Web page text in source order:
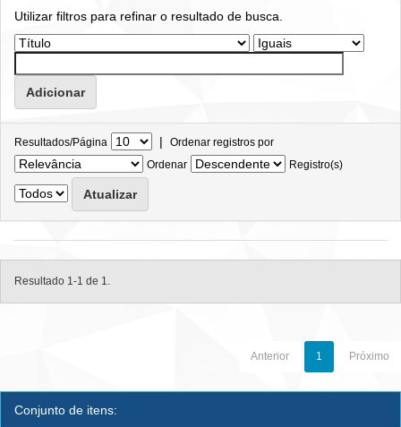
Utilizar filtros para refinar o resultado de busca.
Resultados/Página | Ordenar registros por
Ordenar
Registro(s)
Resultado 1-1 de 1.
Anterior 1 Próximo
Conjunto de itens: